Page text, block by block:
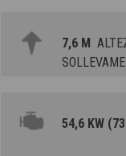
7,6 M
54,6 KW